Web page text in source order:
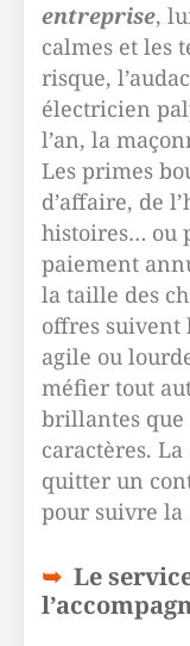
entreprise,
calmes et les
risque,
électricien
l’an, la
Les primes
d’affaire, de
histoires… ou
paiement
la taille des
offres suivent
agile ou
méfier tout
brillantes que
caractères. La
quitter un
pour suivre la
Le